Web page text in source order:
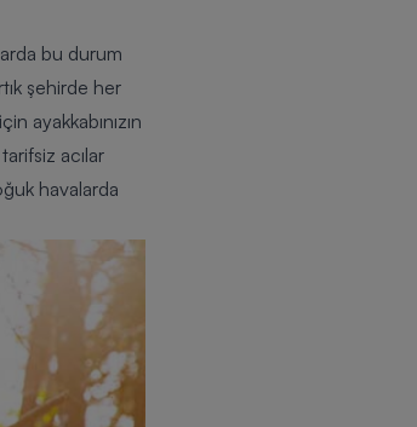
bu durum
şehirde her
ayakkabınızın
acılar
havalarda